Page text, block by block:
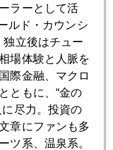
ラーとして活
ルド・カウンシ
立後はチュー
場体験と人脈を
際金融、マクロ
ともに、“金の
尽力。投資の
章にファンも多
ツ系、温泉系。